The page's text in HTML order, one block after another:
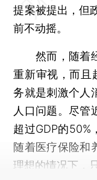
提案被提出，但
前不动摇。
然而，随着经
重新审视，而且
务就是刺激个人
人口问题。尽管
超过GDP的50%
随着医疗保险和
理想的情况下，